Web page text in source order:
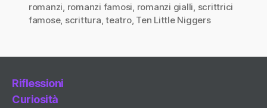
romanzi, romanzi famosi, romanzi gialli, scrittrici
famose, scrittura,teatro, Ten Little Niggers
Riflessioni
Curiosità